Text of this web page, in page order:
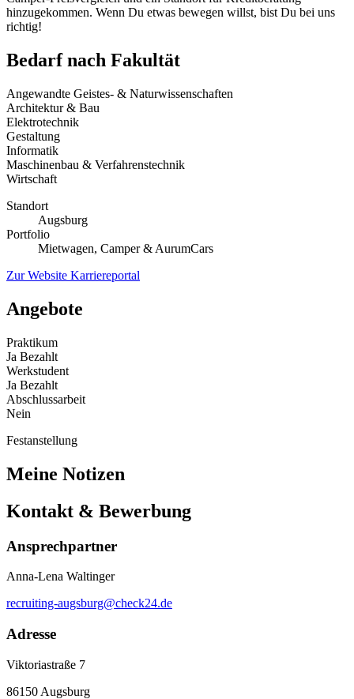
hinzugekommen. Wenn Du etwas bewegen willst, bist Du bei uns
richtig!
Bedarf nach Fakultät
Angewandte Geistes- & Naturwissenschaften
Architektur & Bau
Elektrotechnik
Gestaltung
Informatik
Maschinenbau & Verfahrenstechnik
Wirtschaft
Standort
Augsburg
Portfolio
Mietwagen, Camper & AurumCars
Zur Website Karriereportal
Angebote
Praktikum
Ja Bezahlt
Werkstudent
Ja Bezahlt
Abschlussarbeit
Nein
Festanstellung
Meine Notizen
Kontakt & Bewerbung
Ansprechpartner
Anna-Lena Waltinger
recruiting-augsburg@check24.de
Adresse
Viktoriastraße 7
86150 Augsburg